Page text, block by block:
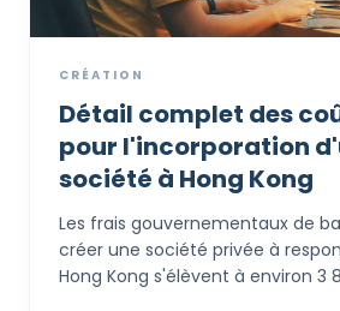
CRÉATION
Détail complet des
pour l'incorporation
société à Hong Kong
Les frais gouvernementaux de
créer une société privée à
Hong Kong s'élèvent à environ 3